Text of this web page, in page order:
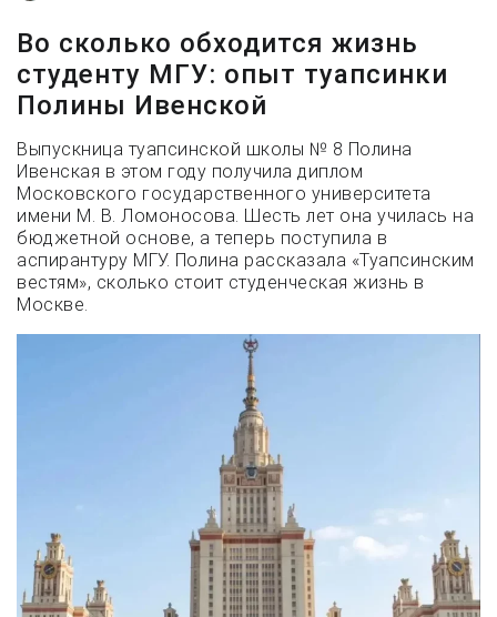
Во сколько обходится жизнь
студенту МГУ: опыт туапсинки
Полины Ивенской
Выпускница туапсинской школы № 8 Полина
Ивенская в этом году получила диплом
Московского государственного университета
имени М. В. Ломоносова. Шесть лет она училась на
бюджетной основе, а теперь поступила в
аспирантуру МГУ. Полина рассказала «Туапсинским
вестям», сколько стоит студенческая жизнь в
Москве.